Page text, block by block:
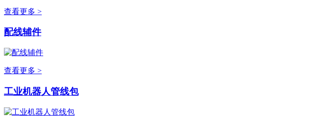
查看更多 >
配线辅件
查看更多 >
工业机器人管线包